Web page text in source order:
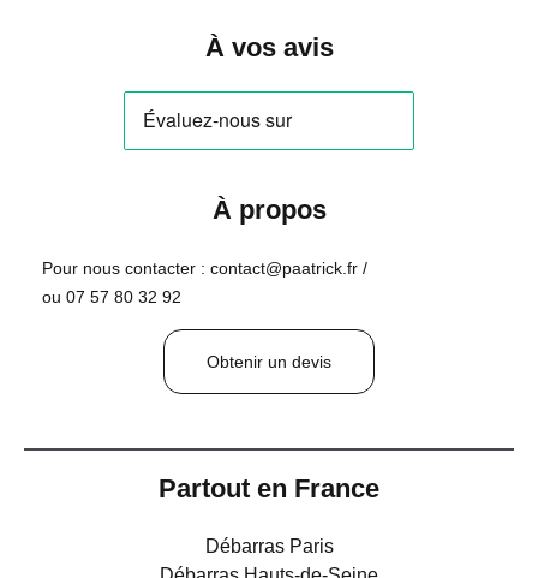
À vos avis
À propos
Pour nous contacter : contact@paatrick.fr /
ou 07 57 80 32 92
Obtenir un devis
Partout en France
Débarras Paris